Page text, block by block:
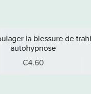
la blessure de
autohypnose
€4.60